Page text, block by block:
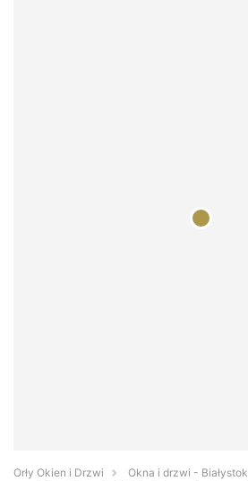
Orły Okien i Drzwi
Okna i drzwi - Białystok